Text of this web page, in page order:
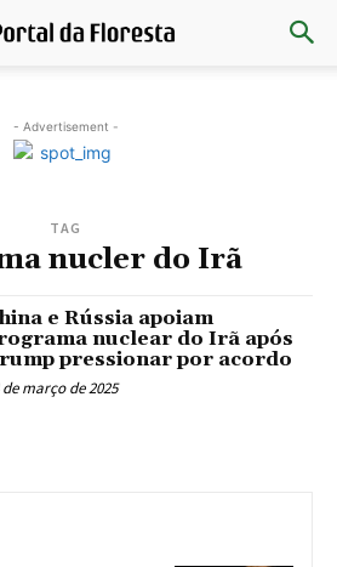
- Advertisement -
TAG
nucler do Irã
e Rússia apoiam
nuclear do Irã após
pressionar por acordo
de março de 2025